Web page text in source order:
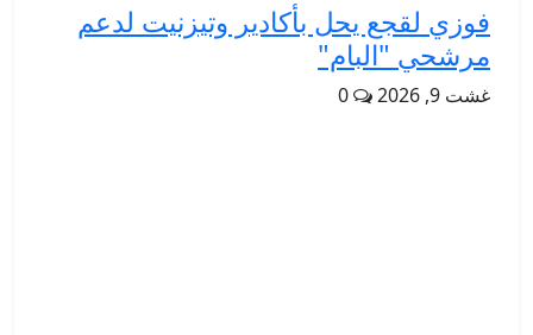
فوزي لقجع يحل بأكادير وتيزنيت لدعم
مرشحي "البام"
غشت 9, 2026 0